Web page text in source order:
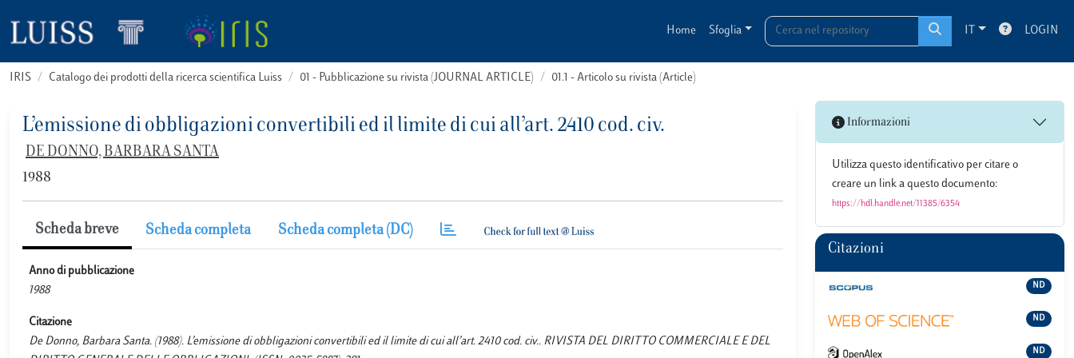
Home Sfoglia IT LOGIN
IRIS Catalogo dei prodotti della ricerca scientifica Luiss 01 - Pubblicazione su rivista (JOURNAL ARTICLE) 01.1 - Articolo su rivista (Article)
L’emissione di obbligazioni convertibili ed il limite di cui all’art. 2410 cod. civ.
DE DONNO, BARBARA SANTA
1988
Scheda breve Scheda completa Scheda completa (DC)
Anno di pubblicazione
1988
Citazione
De Donno, Barbara Santa. (1988). L’emissione di obbligazioni convertibili ed il limite di cui all’art. 2410 cod. civ.. RIVISTA DEL DIRITTO COMMERCIALE E DEL
Informazioni
Utilizza questo identificativo per citare o
creare un link a questo documento:
https://hdl.handle.net/11385/6354
Citazioni
ND
ND
ND